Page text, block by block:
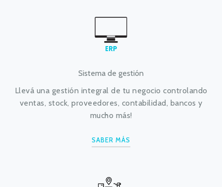
Sistema de gestión
Llevá una gestión integral de tu negocio controlando
ventas, stock, proveedores, contabilidad, bancos y
mucho más!
SABER MÁS